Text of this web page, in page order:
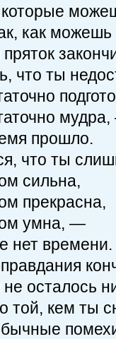
как
что ты
прошло.
что ты
сильна,
прекрасна,
умна, —
нет времени.
не осталось
той, кем ты